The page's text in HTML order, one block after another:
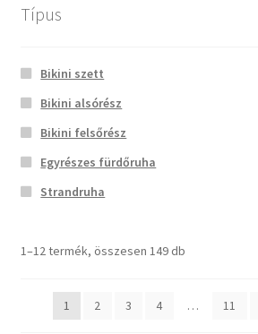
Főoldal
Bemutatkozás
Termékek
+3630/4888102
Kezdőlap Termékek
Termékek
1–12 termék, összesen 149 db
1 2 3 4 … 11
Típus
Bikini szett
Bikini alsórész
Bikini felsőrész
Egyrészes fürdőruha
Strandruha